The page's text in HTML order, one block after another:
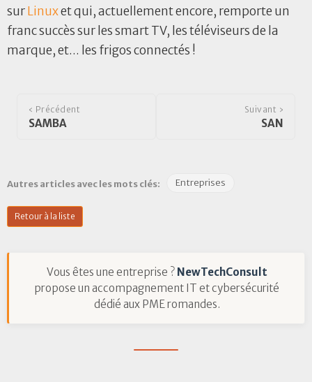
surLinuxet qui, actuellement encore, remporte un
franc succès sur les smart TV, les téléviseurs de la
marque, et... les frigos connectés !
‹ Précédent
SAMBA
Suivant ›
SAN
Autres articles avec les mots clés: Entreprises
Retour à la liste
Vous êtes une entreprise ? NewTechConsult
propose un accompagnement IT et cybersécurité
dédié aux PME romandes.